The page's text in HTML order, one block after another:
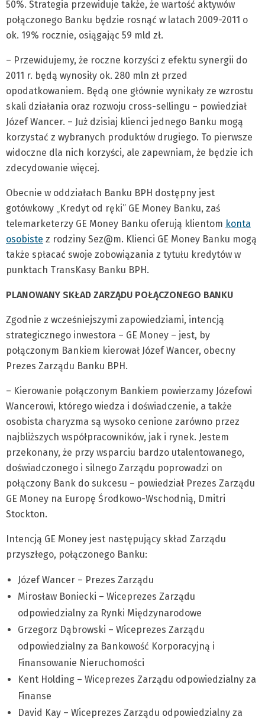
50%. Strategia przewiduje także, że wartość aktywów
połączonego Banku będzie rosnąć w latach 2009-2011 o
ok. 19% rocznie, osiągając 59 mld zł.
– Przewidujemy, że roczne korzyści z efektu synergii do
2011 r. będą wynosiły ok. 280 mln zł przed
opodatkowaniem. Będą one głównie wynikały ze wzrostu
skali działania oraz rozwoju cross-sellingu – powiedział
Józef Wancer. – Już dzisiaj klienci jednego Banku mogą
korzystać z wybranych produktów drugiego. To pierwsze
widoczne dla nich korzyści, ale zapewniam, że będzie ich
zdecydowanie więcej.
Obecnie w oddziałach Banku BPH dostępny jest
gotówkowy „Kredyt od ręki” GE Money Banku, zaś
telemarketerzy GE Money Banku oferują klientom konta
osobiste z rodziny Sez@m. Klienci GE Money Banku mogą
także spłacać swoje zobowiązania z tytułu kredytów w
punktach TransKasy Banku BPH.
PLANOWANY SKŁAD ZARZĄDU POŁĄCZONEGO BANKU
Zgodnie z wcześniejszymi zapowiedziami, intencją
strategicznego inwestora – GE Money – jest, by
połączonym Bankiem kierował Józef Wancer, obecny
Prezes Zarządu Banku BPH.
– Kierowanie połączonym Bankiem powierzamy Józefowi
Wancerowi, którego wiedza i doświadczenie, a także
osobista charyzma są wysoko cenione zarówno przez
najbliższych współpracowników, jak i rynek. Jestem
przekonany, że przy wsparciu bardzo utalentowanego,
doświadczonego i silnego Zarządu poprowadzi on
połączony Bank do sukcesu – powiedział Prezes Zarządu
GE Money na Europę Środkowo-Wschodnią, Dmitri
Stockton.
Intencją GE Money jest następujący skład Zarządu
przyszłego, połączonego Banku:
Józef Wancer – Prezes Zarządu
Mirosław Boniecki – Wiceprezes Zarządu
odpowiedzialny za Rynki Międzynarodowe
Grzegorz Dąbrowski – Wiceprezes Zarządu
odpowiedzialny za Bankowość Korporacyjną i
Finansowanie Nieruchomości
Kent Holding – Wiceprezes Zarządu odpowiedzialny za
Finanse
David Kay – Wiceprezes Zarządu odpowiedzialny za